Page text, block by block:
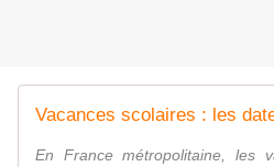
En France métropolitaine, les